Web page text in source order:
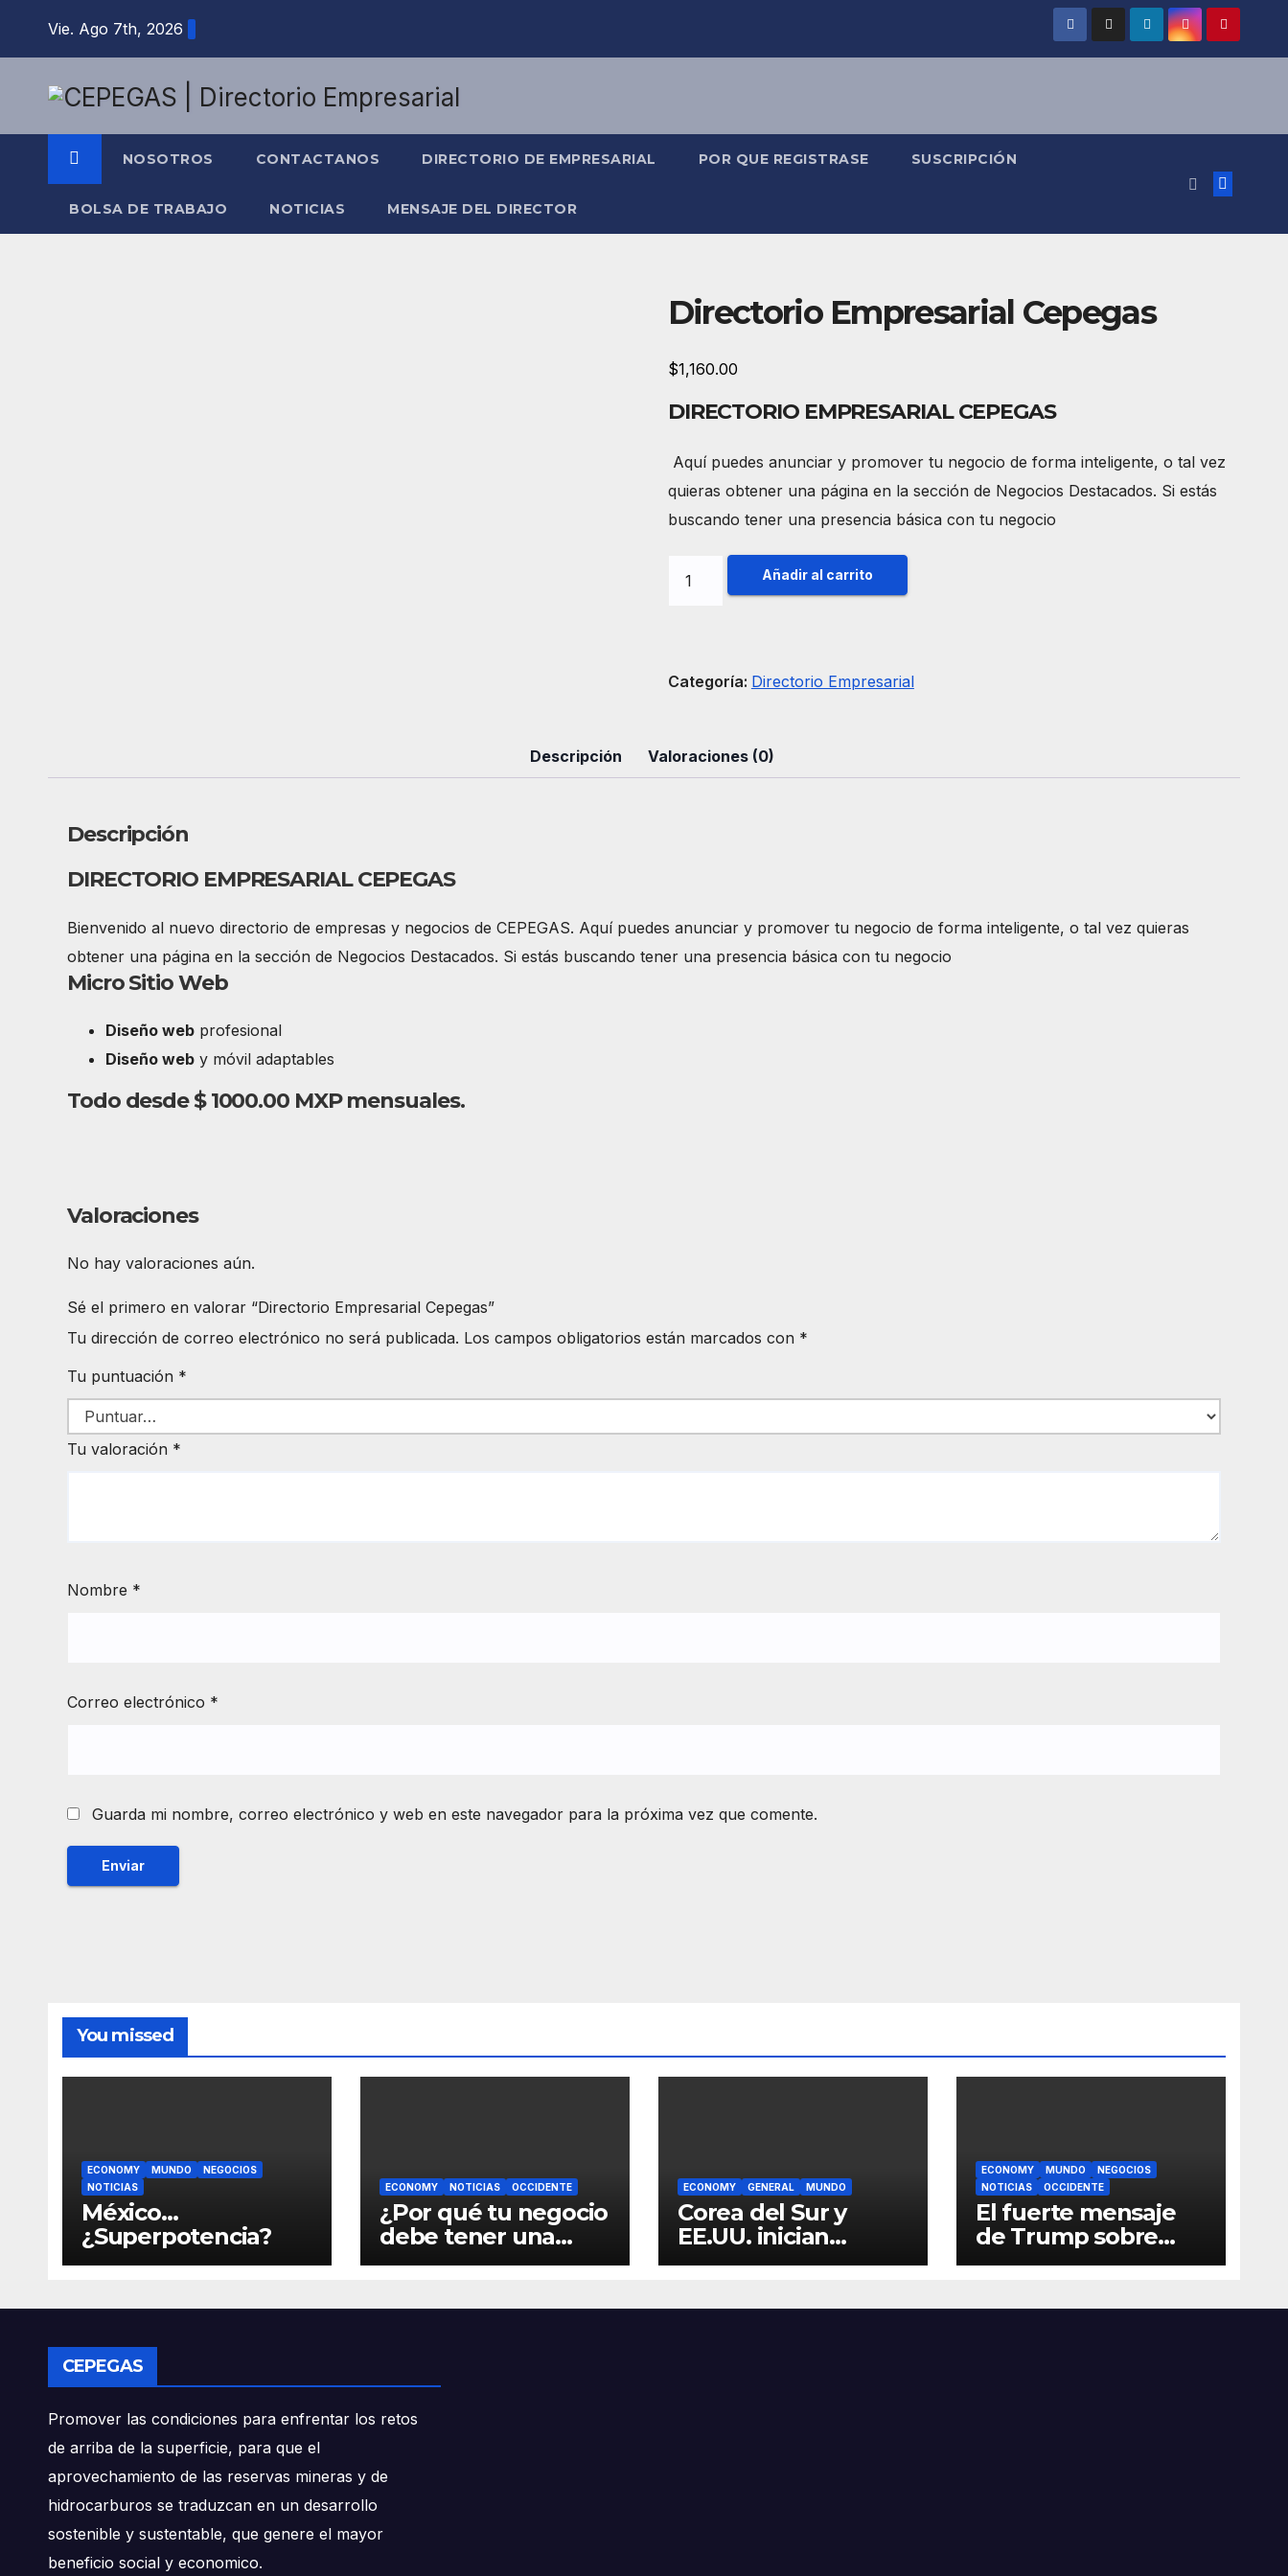
Vie. Ago 7th, 2026
NOSOTROS CONTACTANOS DIRECTORIO DE EMPRESARIAL POR QUE REGISTRASE SUSCRIPCIÓN
BOLSA DE TRABAJO NOTICIAS MENSAJE DEL DIRECTOR
Directorio Empresarial Cepegas
$1,160.00
DIRECTORIO EMPRESARIAL CEPEGAS
Aquí puedes anunciar y promover tu negocio de forma inteligente, o tal vez
quieras obtener una página en la sección de Negocios Destacados. Si estás
buscando tener una presencia básica con tu negocio
Empresarial
Añadir al carrito
Categoría: Directorio Empresarial
Descripción Valoraciones (0)
Descripción
DIRECTORIO EMPRESARIAL CEPEGAS
Bienvenido al nuevo directorio de empresas y negocios de CEPEGAS. Aquí puedes anunciar y promover tu negocio de forma inteligente, o tal vez quieras
obtener una página en la sección de Negocios Destacados. Si estás buscando tener una presencia básica con tu negocio
Micro Sitio Web
Diseño web profesional
Diseño web y móvil adaptables
Todo desde $ 1000.00 MXP mensuales.
Valoraciones
No hay valoraciones aún.
Sé el primero en valorar “Directorio Empresarial Cepegas”
Tu dirección de correo electrónico no será publicada. Los campos obligatorios están marcados con *
Tu puntuación *
Tu valoración *
Nombre *
Correo electrónico *
Guarda mi nombre, correo electrónico y web en este navegador para la próxima vez que comente.
You missed
ECONOMY MUNDO
NEGOCIOS
NOTICIAS
México…
¿Superpotencia?
ECONOMY NOTICIAS OCCIDENTE
¿Por qué tu negocio
debe tener una
página web?
ECONOMY GENERAL MUNDO
Corea del Sur y
EE.UU. inician
maniobras
04/03/2024
ECONOMY MUNDO
NEGOCIOS
NOTICIAS
OCCIDENTE
El fuerte mensaje
de Trump sobre
China
CEPEGAS
Promover las condiciones para enfrentar los retos
de arriba de la superficie, para que el
aprovechamiento de las reservas mineras y de
hidrocarburos se traduzcan en un desarrollo
sostenible y sustentable, que genere el mayor
beneficio social y economico.